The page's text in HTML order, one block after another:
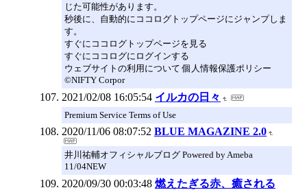
じた可能性があります。
秒後に、自動的にココログトップページにジャンプしま
す。
すぐにココログトップページを見る
すぐにココログにログインする
ウェブサイトの利用について 個人情報保護ポリシー
©NIFTY Corpor
2021/02/08 16:05:54 イルカの日々
Premium Service Terms of Use
2020/11/06 08:07:52 BLUE MAGAZINE 2.0
井川祐輔オフィシャルブログ Powered by Ameba
11/04NEW
2020/09/30 00:03:48 燃えたぎる赤、癒される